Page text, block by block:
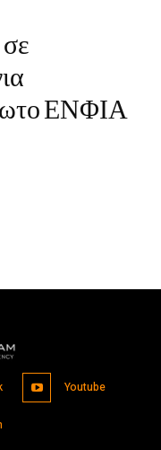
ΕΝΦΙΑ
Youtube